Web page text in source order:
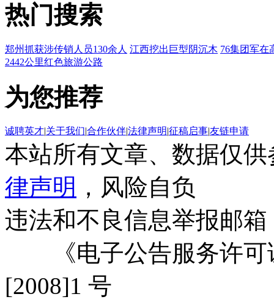
热门搜索
郑州抓获涉传销人员130余人 江西挖出巨型阴沉木 76集团军在
2442公里红色旅游公路
为您推荐
诚聘英才|关于我们|合作伙伴|法律声明|征稿启事|友链申请
本站所有文章、数据仅
律声明 ，风险自负
违法和不良信息举报邮箱
《电子公告服务许可
[2008]1 号